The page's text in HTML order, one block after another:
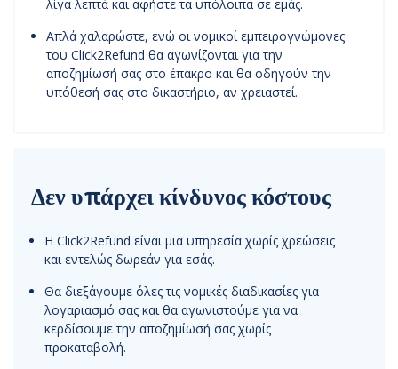
λίγα λεπτά και αφήστε τα υπόλοιπα σε εμάς.
Απλά χαλαρώστε, ενώ οι νομικοί εμπειρογνώμονες
του Click2Refund θα αγωνίζονται για την
αποζημίωσή σας στο έπακρο και θα οδηγούν την
υπόθεσή σας στο δικαστήριο, αν χρειαστεί.
Δεν υπάρχει κίνδυνος κόστους
Η Click2Refund είναι μια υπηρεσία χωρίς χρεώσεις
και εντελώς δωρεάν για εσάς.
Θα διεξάγουμε όλες τις νομικές διαδικασίες για
λογαριασμό σας και θα αγωνιστούμε για να
κερδίσουμε την αποζημίωσή σας χωρίς
προκαταβολή.